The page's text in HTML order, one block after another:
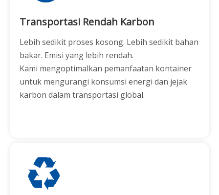
Transportasi Rendah Karbon
Lebih sedikit proses kosong. Lebih sedikit bahan
bakar. Emisi yang lebih rendah.
Kami mengoptimalkan pemanfaatan kontainer
untuk mengurangi konsumsi energi dan jejak
karbon dalam transportasi global.